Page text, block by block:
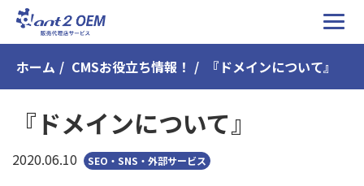
ホーム CMSお役立ち情報！ 『ドメインについて』
『ドメインについて』
2020.06.10 SEO・SNS・外部サービス